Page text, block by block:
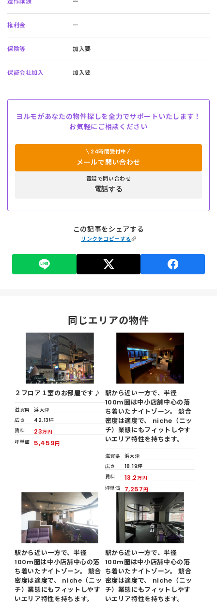
権利金 ー
保険等 加入要
保証会社加入 加入要
ヨルモがあなたの物件探しを全力でサポートいたします！
お気軽にご相談ください
24時間受付中
メールで問い合わせ
電話で問い合わせ
電話する
この記事をシェアする
リンクをコピーする
同じエリアの物件
２フロア１室のお部屋です♪
滋賀県
浜大津
広さ
42.13坪
賃料
23万円
坪単価
5,459円
駅から近い一方で、半径
100m圏は中小店舗中心の落
ち着いたナイトゾーン。 競合
密度は適度で、 niche（ニッ
チ）業態にもフィットしやす
いエリア特性を持ちます。
滋賀県
浜大津
広さ
18.19坪
賃料
13.2万円
坪単価
7,257円
駅から近い一方で、半径
100m圏は中小店舗中心の落
ち着いたナイトゾーン。 競合
密度は適度で、 niche（ニッ
チ）業態にもフィットしやす
いエリア特性を持ちます。
駅から近い一方で、半径
100m圏は中小店舗中心の落
ち着いたナイトゾーン。 競合
密度は適度で、 niche（ニッ
チ）業態にもフィットしやす
いエリア特性を持ちます。